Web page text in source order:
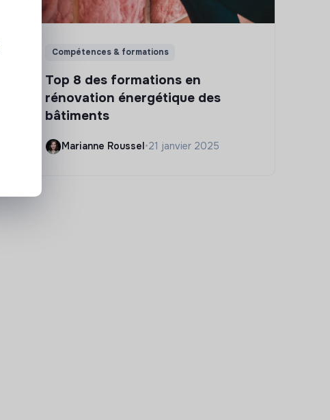
Compétences & formations
Top 8 des formations en
rénovation énergétique des
bâtiments
Marianne Roussel•21 janvier 2025